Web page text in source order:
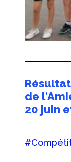
de
20 juin